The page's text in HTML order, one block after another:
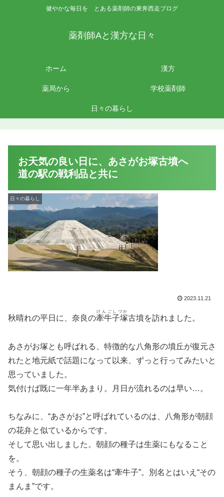
健やかな毎日を とある薬剤師の東奔西走ブログ
薬剤師Aと漢方な日々
ホーム 漢方
薬局から 学校薬剤師
日々の暮らし
お天気の良い日に、あさがお塚古墳へ
道の駅の戦利品と共に
日々の暮らし
2023.11.21
秋晴れの平日に、奈良の牽牛子塚
けんごしづか
古墳を訪れました。
あさがお塚とも呼ばれる、特徴的な八角形の墳丘が復元さ
れたと地元紙で話題になって以来、ずっと行ってみたいと
思っていました。
気付けば既に一年半あまり。月日が流れるのは早い…。
ちなみに、“あさがお”と呼ばれているのは、八角形が朝顔
の花弁と似ているからです。
そして思い出しました。朝顔の種子は生薬にもなること
を。
そう、朝顔の種子の生薬名は“牽牛子”。別名とはいえ“その
まんま”です。